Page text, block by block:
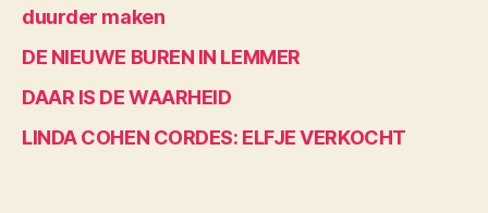
duurder maken
DE NIEUWE BUREN IN LEMMER
DAAR IS DE WAARHEID
LINDA COHEN CORDES: ELFJE VERKOCHT